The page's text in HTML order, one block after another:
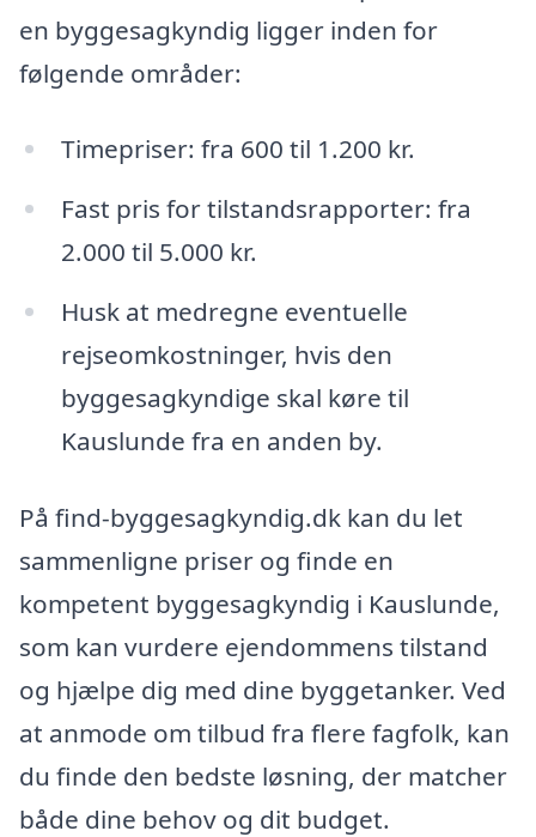
en byggesagkyndig ligger inden for
følgende områder:
Timepriser: fra 600 til 1.200 kr.
Fast pris for tilstandsrapporter: fra
2.000 til 5.000 kr.
Husk at medregne eventuelle
rejseomkostninger, hvis den
byggesagkyndige skal køre til
Kauslunde fra en anden by.
På find-byggesagkyndig.dk kan du let
sammenligne priser og finde en
kompetent byggesagkyndig i Kauslunde,
som kan vurdere ejendommens tilstand
og hjælpe dig med dine byggetanker. Ved
at anmode om tilbud fra flere fagfolk, kan
du finde den bedste løsning, der matcher
både dine behov og dit budget.